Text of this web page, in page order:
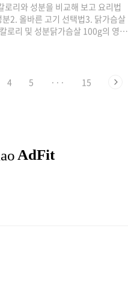
리와 성분을 비교해 보고 요리법
2. 올바른 고기 선택법3. 닭가슴살
로리 및 성분닭가슴살 100g의 영양
니다. 보시면 아시겠지만, 단백질
닭가슴살이 그냥 먹기에는 정말 많
4 5 ··· 15